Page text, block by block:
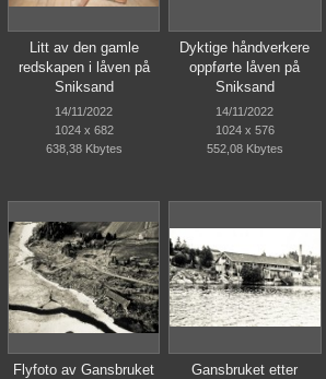
Litt av den gamle
redskapen i låven på
Sniksand
14/11/2022
1024 x 682
638,38 Kbytes
Dyktige håndverkere
oppførte låven på
Sniksand
14/11/2022
1024 x 576
552,08 Kbytes
Flyfoto av Gansbruket
Gansbruket etter